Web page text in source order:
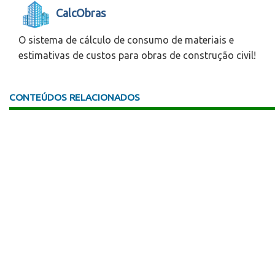
CalcObras
O sistema de cálculo de consumo de materiais e
estimativas de custos para obras de construção civil!
CONTEÚDOS RELACIONADOS